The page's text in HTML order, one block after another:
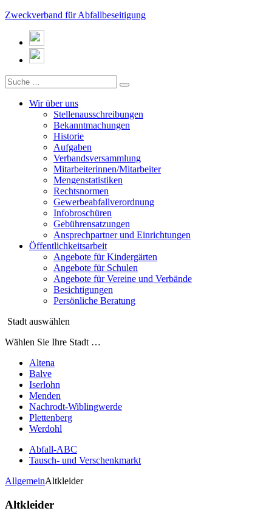
Zweckverband für Abfallbeseitigung
Wir über uns
Stellenausschreibungen
Bekanntmachungen
Historie
Aufgaben
Verbandsversammlung
Mitarbeiterinnen/Mitarbeiter
Mengenstatistiken
Rechtsnormen
Gewerbeabfallverordnung
Infobroschüren
Gebührensatzungen
Ansprechpartner und Einrichtungen
Öffentlichkeitsarbeit
Angebote für Kindergärten
Angebote für Schulen
Angebote für Vereine und Verbände
Besichtigungen
Persönliche Beratung
Stadt auswählen
Wählen Sie Ihre Stadt …
Altena
Balve
Iserlohn
Menden
Nachrodt-Wiblingwerde
Plettenberg
Werdohl
Abfall-ABC
Tausch- und Verschenkmarkt
AllgemeinAltkleider
Altkleider